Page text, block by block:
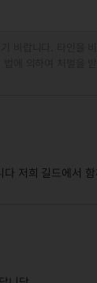
저희 길드에서